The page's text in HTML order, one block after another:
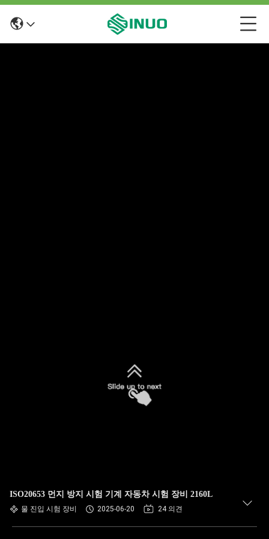
ISO20653 먼지 방지 시험 기계 자동차 시험 장비 2160L
물 진입 시험 장비 2025-06-20 24 의견